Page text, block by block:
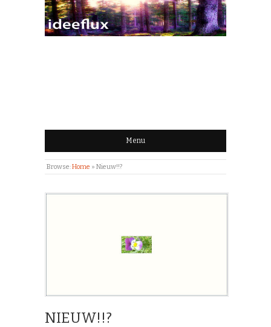
IDEEFLUX | STROOM
VAN IDEEËN
Menu
Browse:Home » Nieuw!!?
NIEUW!!?